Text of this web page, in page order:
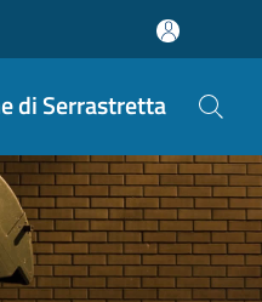
di Serrastretta